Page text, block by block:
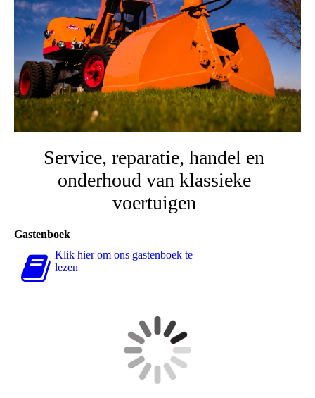
Service, reparatie, handel en
onderhoud van klassieke
voertuigen
Gastenboek
Klik hier om ons gastenboek te
lezen